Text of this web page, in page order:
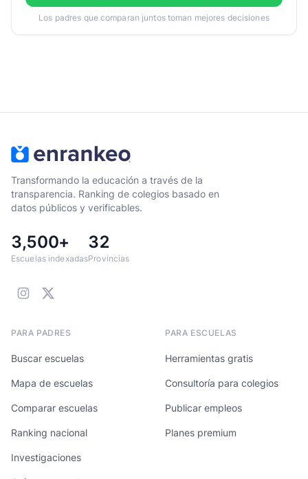
Los padres que comparan juntos toman mejores decisiones
Transformando la educación a través de la
transparencia. Ranking de colegios basado en
datos públicos y verificables.
3,500+
Escuelas indexadas
32
Provincias
PARA PADRES
Buscar escuelas
Mapa de escuelas
Comparar escuelas
Ranking nacional
Investigaciones
PARA ESCUELAS
Herramientas gratis
Consultoría para colegios
Publicar empleos
Planes premium